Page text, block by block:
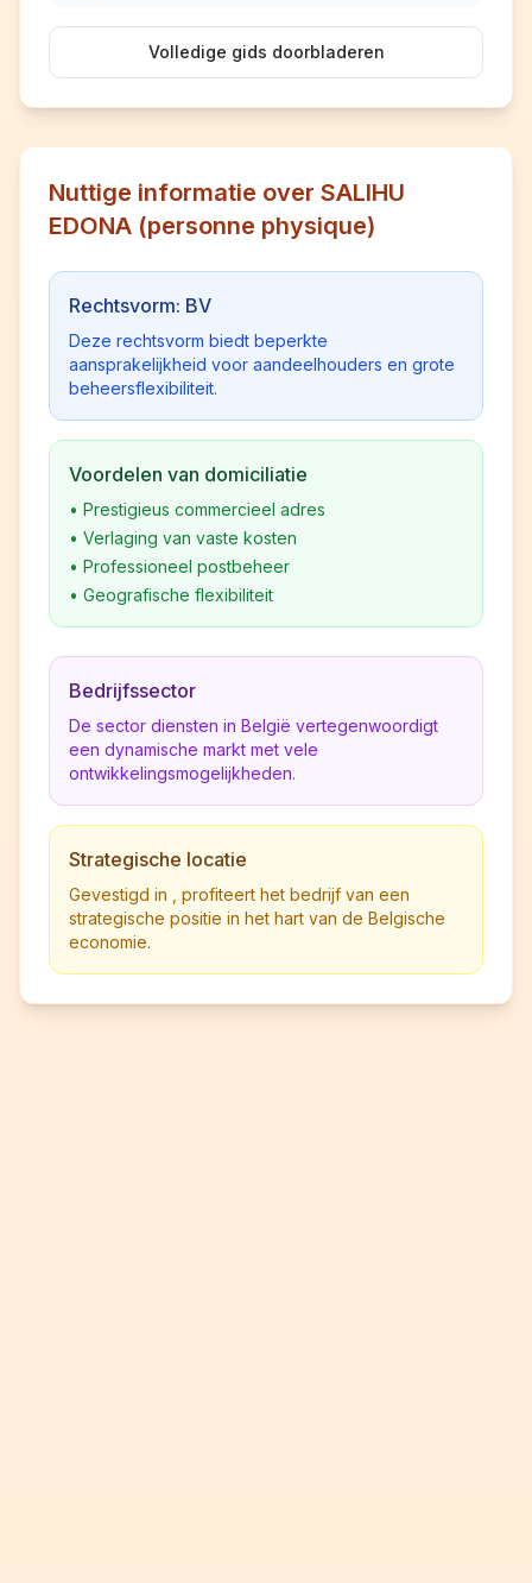
Volledige gids doorbladeren
Nuttige informatie over SALIHU
EDONA (personne physique)
Rechtsvorm: BV
Deze rechtsvorm biedt beperkte
aansprakelijkheid voor aandeelhouders en grote
beheersflexibiliteit.
Voordelen van domiciliatie
• Prestigieus commercieel adres
• Verlaging van vaste kosten
• Professioneel postbeheer
• Geografische flexibiliteit
Bedrijfssector
De sector diensten in België vertegenwoordigt
een dynamische markt met vele
ontwikkelingsmogelijkheden.
Strategische locatie
Gevestigd in , profiteert het bedrijf van een
strategische positie in het hart van de Belgische
economie.